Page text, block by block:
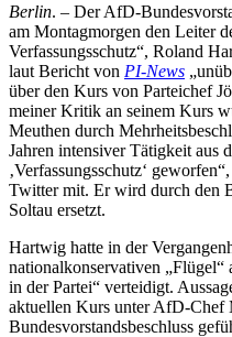
Berlin. – Der AfD-
am Montagmorgen den Leiter
Verfassungsschutz“, Roland
laut Bericht von PI-News
über den Kurs von Parteichef
meiner Kritik an seinem Kurs
Meuthen durch
Jahren intensiver Tätigkeit aus
‚Verfassungsschutz‘
Twitter mit. Er wird durch den
Soltau ersetzt.
Hartwig hatte in der
nationalkonservativen „Flügel“
in der Partei“ verteidigt.
aktuellen Kurs unter AfD-Chef
Bundesvorstandsbeschluss